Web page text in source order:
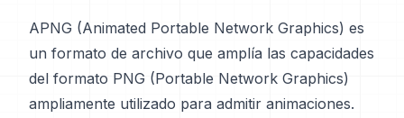
APNG (Animated Portable Network Graphics) es
un formato de archivo que amplía las capacidades
del formato PNG (Portable Network Graphics)
ampliamente utilizado para admitir animaciones.